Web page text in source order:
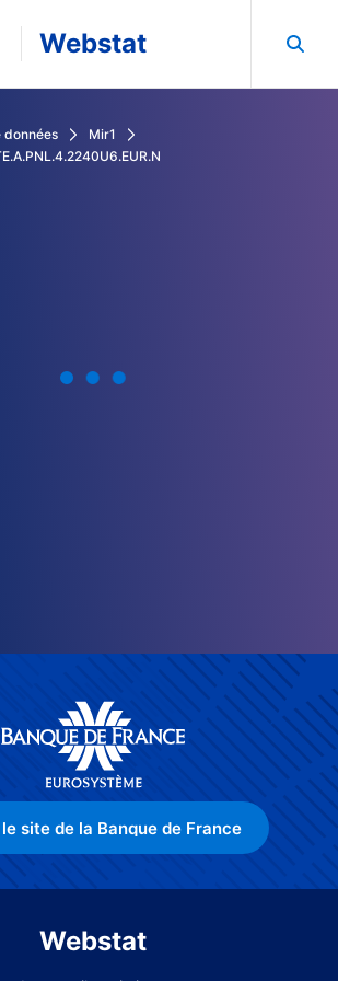
navigation
Webstat
données
Mir1
site de la Banque de France
Webstat